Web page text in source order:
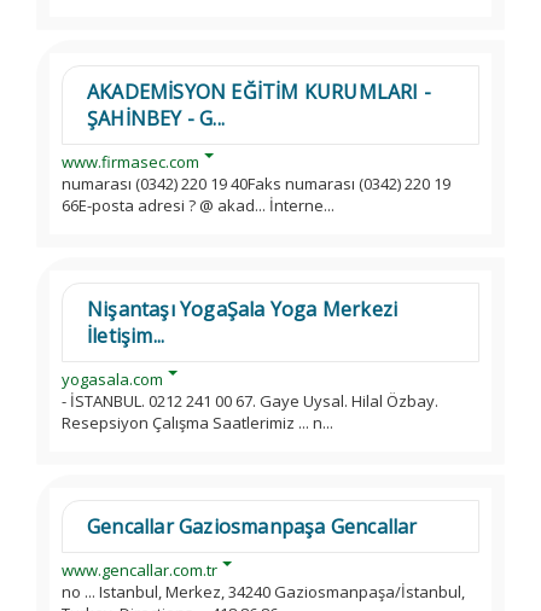
AKADEMİSYON EĞİTİM KURUMLARI -
ŞAHİNBEY - G...
www.firmasec.com
numarası (0342) 220 19 40Faks numarası (0342) 220 19
66E-posta adresi ? @ akad... İnterne...
Nişantaşı YogaŞala Yoga Merkezi
İletişim...
yogasala.com
- İSTANBUL. 0212 241 00 67. Gaye Uysal. Hilal Özbay.
Resepsiyon Çalışma Saatlerimiz ... n...
Gencallar Gaziosmanpaşa Gencallar
www.gencallar.com.tr
no ... Istanbul, Merkez, 34240 Gaziosmanpaşa/İstanbul,